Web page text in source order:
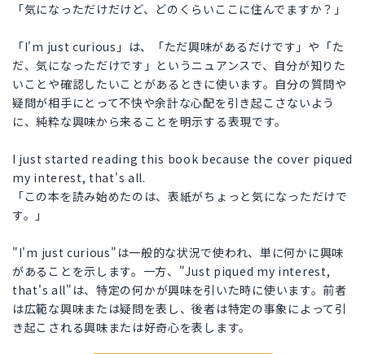
「気になっただけだけど、どのくらいここに住んでますか？」
「I'm just curious」は、「ただ興味があるだけです」や「た
だ、気になっただけです」というニュアンスで、自分が知りた
いことや確認したいことがあるときに使います。自分の質問や
疑問が相手にとって不快や余計な心配を引き起こさないよう
に、純粋な興味から来ることを明示する表現です。
I just started reading this book because the cover piqued
my interest, that's all.
「この本を読み始めたのは、表紙がちょっと気になっただけで
す。」
"I'm just curious"は一般的な状況で使われ、単に何かに興味
があることを示します。一方、"Just piqued my interest,
that's all"は、特定の何かが興味を引いた時に使います。前者
は広範な興味または疑問を表し、後者は特定の事象によって引
き起こされる興味または好奇心を表します。